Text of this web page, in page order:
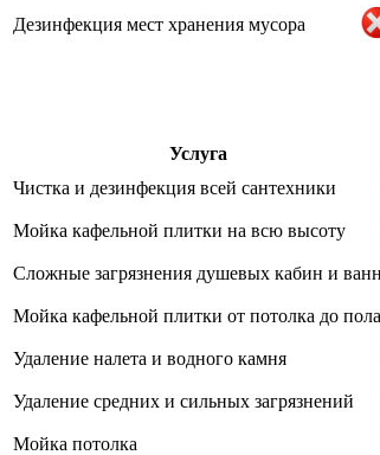
Дезинфекция мест хранения мусора
Услуга
Чистка и дезинфекция всей сантехники
Мойка кафельной плитки на всю высоту
Сложные загрязнения душевых кабин и ванн
Мойка кафельной плитки от потолка до пола
Удаление налета и водного камня
Удаление средних и сильных загрязнений
Мойка потолка